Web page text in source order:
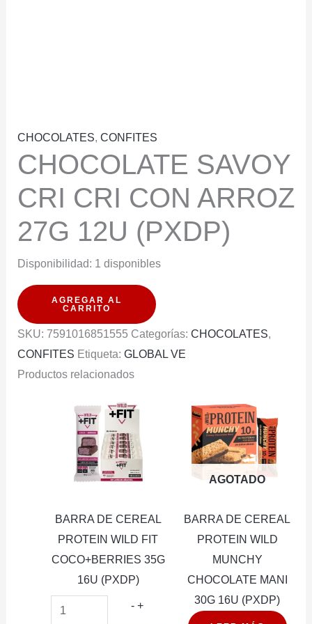
CHOCOLATES, CONFITES
CHOCOLATE SAVOY
CRI CRI CON ARROZ
27G 12U (PXDP)
Disponibilidad: 1 disponibles
CHOCOLATE
SAVOY
CRI
CRI
CON
AGREGAR AL
CARRITO
SKU: 7591016851555 Categorías: CHOCOLATES,
CONFITES Etiqueta: GLOBAL VE
Productos relacionados
BARRA DE CEREAL
PROTEIN WILD FIT
COCO+BERRIES 35G
16U (PXDP)
- BARRA
+
AGOTADO
BARRA DE CEREAL
PROTEIN WILD
MUNCHY
CHOCOLATE MANI
30G 16U (PXDP)